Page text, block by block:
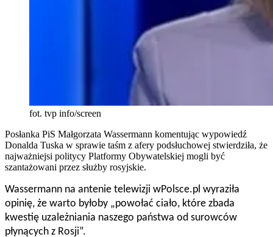
fot. tvp info/screen
Posłanka PiS Małgorzata Wassermann komentując wypowiedź
Donalda Tuska w sprawie taśm z afery podsłuchowej stwierdziła, że
najważniejsi politycy Platformy Obywatelskiej mogli być
szantażowani przez służby rosyjskie.
Wassermann na antenie telewizji wPolsce.pl wyraziła
opinię, że warto byłoby „powołać ciało, które zbada
kwestię uzależniania naszego państwa od surowców
płynących z Rosji”.